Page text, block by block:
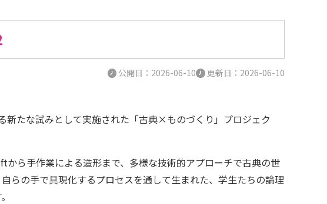
公開日：2026-06-10 更新日：2026-06-10
新たな試みとして実施された「古典×ものづくり」プロジェク
ら手作業による造形まで、多様な技術的アプローチで古典の世
らの手で具現化するプロセスを通して生まれた、学生たちの論理